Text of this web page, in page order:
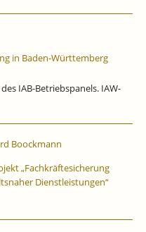
in Baden-Württemberg
IAB-Betriebspanels. IAW-
Boockmann
„Fachkräftesicherung
Dienstleistungen“